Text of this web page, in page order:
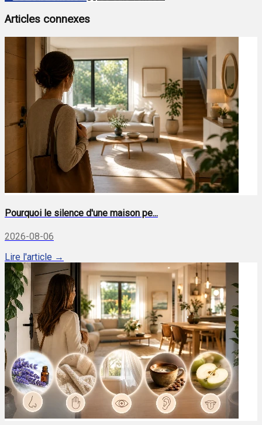
Articles connexes
Pourquoi le silence d'une maison pe...
2026-08-06
Lire l'article →